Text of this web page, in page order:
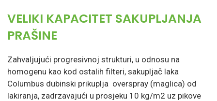
VELIKI KAPACITET SAKUPLJANJA
PRAŠINE
Zahvaljujući progresivnoj strukturi, u odnosu na
homogenu kao kod ostalih filteri, sakupljač laka
Columbus dubinski prikuplja overspray (maglica) od
lakiranja, zadrzavajući u prosjeku 10 kg/m2 uz pikove